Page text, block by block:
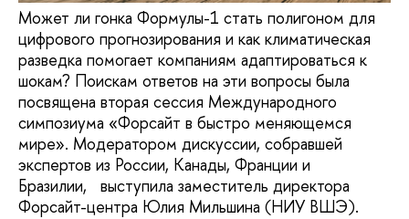
Может ли гонка Формулы-1 стать полигоном для
цифрового прогнозирования и как климатическая
разведка помогает компаниям адаптироваться к
шокам? Поискам ответов на эти вопросы была
посвящена вторая сессия Международного
симпозиума «Форсайт в быстро меняющемся
мире». Модератором дискуссии, собравшей
экспертов из России, Канады, Франции и
Бразилии, выступила заместитель директора
Форсайт-центра Юлия Мильшина (НИУ ВШЭ).